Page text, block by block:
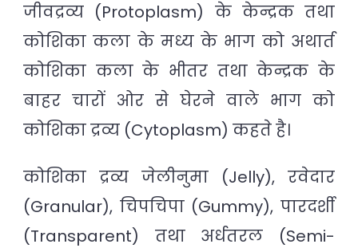
जीवद्रव्य (Protoplasm) के केन्द्रक तथा
कोशिका कला के मध्य के भाग को अथार्त
कोशिका कला के भीतर तथा केन्द्रक के
बाहर चारों ओर से घेरने वाले भाग को
कोशिका द्रव्य (Cytoplasm) कहते है।
कोशिका द्रव्य जेलीनुमा (Jelly), रवेदार
(Granular), चिपचिपा (Gummy), पारदर्शी
(Transparent) तथा अर्धतरल (Semi-